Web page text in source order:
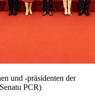
und -präsidenten der
PCR)